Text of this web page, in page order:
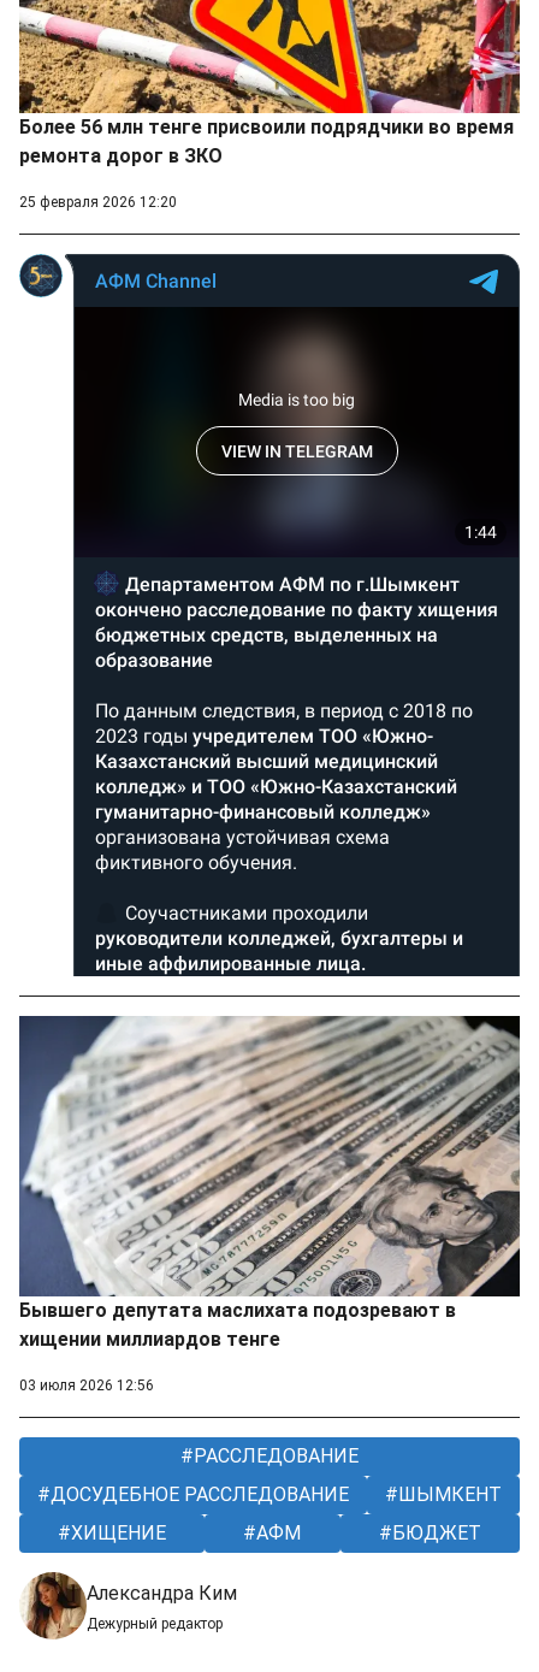
Более 56 млн тенге присвоили подрядчики во время
ремонта дорог в ЗКО
25 февраля 2026 12:20
Бывшего депутата маслихата подозревают в
хищении миллиардов тенге
03 июля 2026 12:56
РАССЛЕДОВАНИЕ
ДОСУДЕБНОЕ РАССЛЕДОВАНИЕ
ШЫМКЕНТ
ХИЩЕНИЕ
АФМ БЮДЖЕТ
Александра Ким
Дежурный редактор